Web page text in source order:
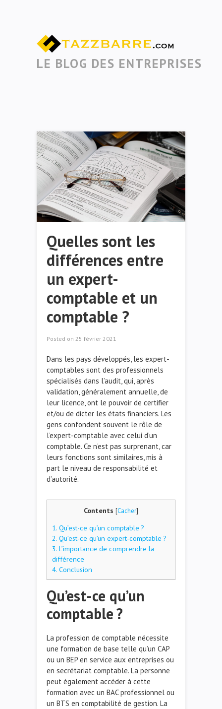
LE BLOG DES ENTREPRISES
Quelles sont les
différences entre
un expert-
comptable et un
comptable ?
Posted on 25 février 2021
Dans les pays développés, les expert-
comptables sont des professionnels
spécialisés dans l’audit, qui, après
validation, généralement annuelle, de
leur licence, ont le pouvoir de certifier
et/ou de dicter les états financiers. Les
gens confondent souvent le rôle de
l’expert-comptable avec celui d’un
comptable. Ce n’est pas surprenant, car
leurs fonctions sont similaires, mis à
part le niveau de responsabilité et
d’autorité.
Contents [Cacher]
1. Qu’est-ce qu’un comptable ?
2. Qu’est-ce qu’un expert-comptable ?
3. L’importance de comprendre la
différence
4. Conclusion
Qu’est-ce qu’un
comptable ?
La profession de comptable nécessite
une formation de base telle qu’un CAP
ou un BEP en service aux entreprises ou
en secrétariat comptable. La personne
peut également accéder à cette
formation avec un BAC professionnel ou
un BTS en comptabilité de gestion. La